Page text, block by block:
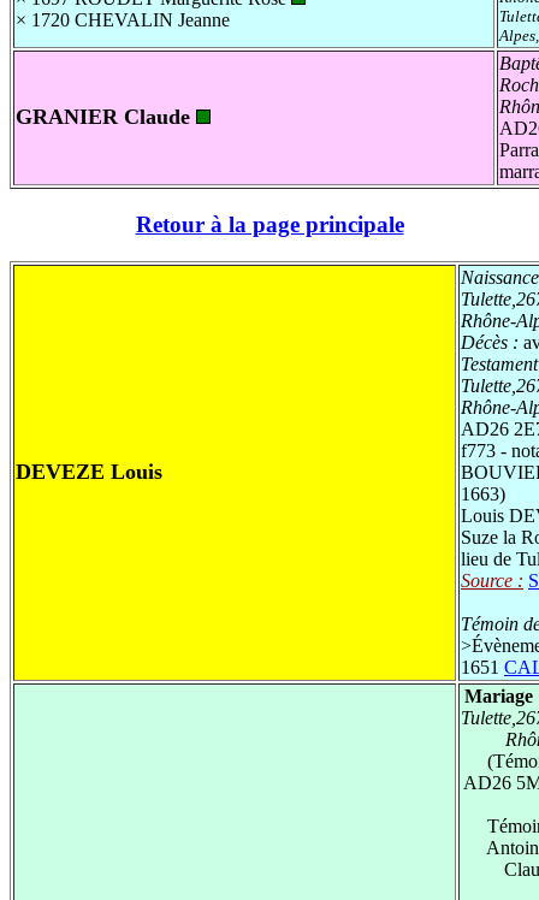
× 1720 CHEVALIN Jeanne
GRANIER Claude
Retour à la page principale
DEVEZE Louis
Rhône-
Décès :
Rhône-
AD26
f773 -
1663)
Louis
Suze la
lieu de
Source :
Témoin
>
1651
AD26